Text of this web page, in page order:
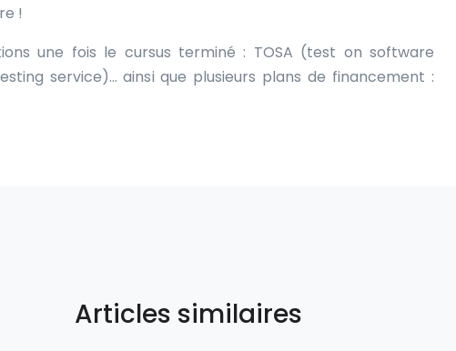
!
une fois le cursus terminé : TOSA (test on software
service)… ainsi que plusieurs plans de financement :
Articles similaires